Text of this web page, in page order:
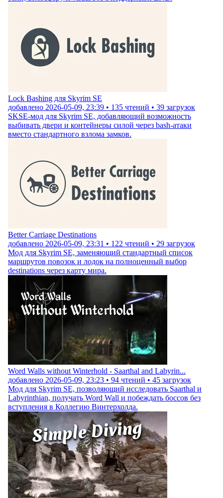
Lock Bashing для Skyrim SE
добавлено 2026-05-09, 23:39 • 135 чтений • 39 загрузок
SKSE-мод для Skyrim SE, добавляющий возможность
выбивать двери и контейнеры силой через bash-атаки
вместо стандартного взлома замков.
Better Carriage Destinations
добавлено 2026-05-09, 23:31 • 122 чтений • 29 загрузок
Мод для Skyrim SE, заменяющий стандартный список
маршрутов повозок и лодок на полноценный выбор
destinations через карту мира.
Word Walls without Winterhold - Saarthal and Labyrin...
добавлено 2026-05-09, 23:23 • 94 чтений • 45 загрузок
Мод для Skyrim SE, позволяющий исследовать Saarthal и
Labyrinthian, получать Word Wall и побеждать боссов без
вступления в Коллегию Винтерхолда.